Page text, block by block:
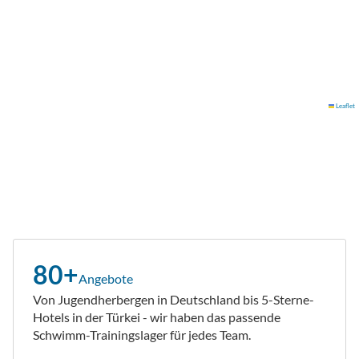
Leaflet
80+Angebote
Von Jugendherbergen in Deutschland bis 5-Sterne-
Hotels in der Türkei - wir haben das passende
Schwimm-Trainingslager für jedes Team.